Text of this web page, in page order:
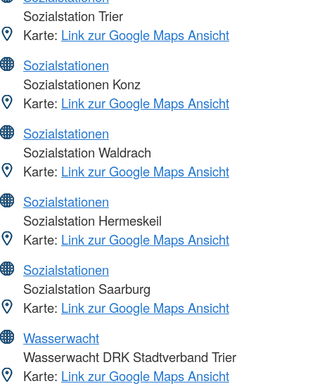
Sozialstation Trier
Karte: Link zur Google Maps Ansicht
Sozialstationen
Sozialstationen Konz
Karte: Link zur Google Maps Ansicht
Sozialstationen
Sozialstation Waldrach
Karte: Link zur Google Maps Ansicht
Sozialstationen
Sozialstation Hermeskeil
Karte: Link zur Google Maps Ansicht
Sozialstationen
Sozialstation Saarburg
Karte: Link zur Google Maps Ansicht
Wasserwacht
Wasserwacht DRK Stadtverband Trier
Karte: Link zur Google Maps Ansicht